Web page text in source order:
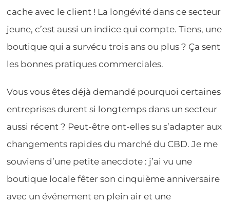
cache avec le client ! La longévité dans ce secteur
jeune, c’est aussi un indice qui compte. Tiens, une
boutique qui a survécu trois ans ou plus ? Ça sent
les bonnes pratiques commerciales.
Vous vous êtes déjà demandé pourquoi certaines
entreprises durent si longtemps dans un secteur
aussi récent ? Peut-être ont-elles su s’adapter aux
changements rapides du marché du CBD. Je me
souviens d’une petite anecdote : j’ai vu une
boutique locale fêter son cinquième anniversaire
avec un événement en plein air et une